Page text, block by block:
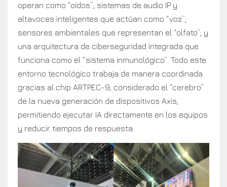
operan como “oídos”; sistemas de audio IP y
altavoces inteligentes que actúan como “voz”;
sensores ambientales que representan el “olfato”; y
una arquitectura de ciberseguridad integrada que
funciona como el “sistema inmunológico”. Todo este
entorno tecnológico trabaja de manera coordinada
gracias al chip ARTPEC-9, considerado el “cerebro”
de la nueva generación de dispositivos Axis,
permitiendo ejecutar IA directamente en los equipos
y reducir tiempos de respuesta.